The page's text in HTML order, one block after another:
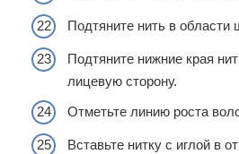
Подтяните нить в области
Подтяните нижние края
лицевую сторону.
Отметьте линию роста
Вставьте нитку с иглой в